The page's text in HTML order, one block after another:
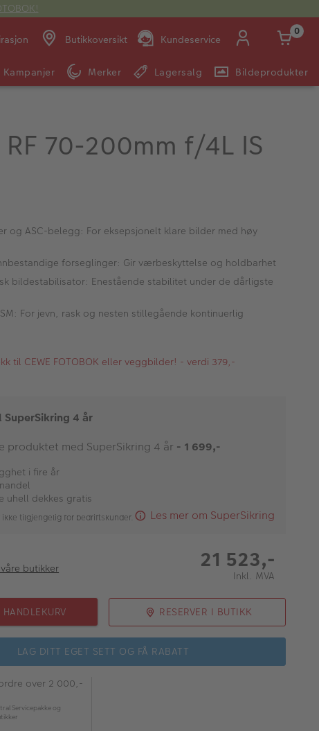
Butikkoversikt Kundeservice
Man -
09:00 -
14:00 -
0
Kampanjer Merker Lagersalg Bildeprodukter
70-200mm f/4L IS
og ASC-belegg: For eksepsjonelt klare bilder med høy
forseglinger: Gir værbeskyttelse og holdbarhet
bildestabilisator: Enestående stabilitet under de dårligste
For jevn, rask og nesten stillegående kontinuerlig
til CEWE FOTOBOK eller veggbilder! - verdi 379,-
SuperSikring 4 år
produktet med SuperSikring 4 år - 1 699,-
i fire år
uhell dekkes gratis
ikke tilgjengelig for bedriftskunder. Les mer om SuperSikring
butikker
21 523,-
Inkl. MVA
RESERVER I BUTIKK
LAG DITT EGET SETT OG FÅ RABATT
over 2 000,-
Servicepakke og